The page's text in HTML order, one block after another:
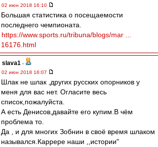
02 июн 2018 16:10
Большая статистика о посещаемости
последнего чемпионата.
https://www.sports.ru/tribuna/blogs/mar ...
16176.html
slava1 -
02 июн 2018 16:07
Шлак не шлак ,других русских опорников у
меня для вас нет. Огласите весь
список,пожалуйста.
А есть Денисов,давайте его купим.В чём
проблема то.
Да , и для многих Зобнин в своё время шлаком
назывался.Каррере наши ,,истории"